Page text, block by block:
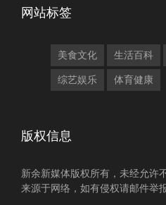
网站标签
美食文化 生活百科
综艺娱乐 体育健康
版权信息
新余新媒体版权所有，未经允许
来源于网络，如有侵权请邮件举